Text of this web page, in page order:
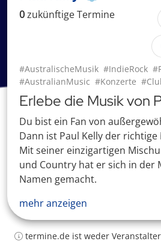
0zukünftigeTermine
#AustralischeMusik #IndieRock
#AustralianMusic #Konzerte
Erlebe die Musik von
Du bist ein Fan von
Dann ist Paul Kelly der
Mit seiner einzigartigen
und Country hat er sich in der
Namen gemacht.
mehr anzeigen
termine.de ist weder